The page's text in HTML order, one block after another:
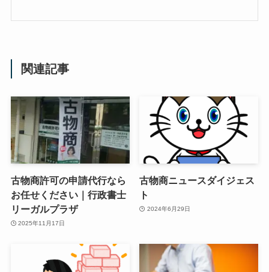
関連記事
古物商許可の申請代行なら
お任せください｜行政書士
リーガルプラザ
2025年11月17日
古物商ニュースダイジェス
ト
2024年6月29日